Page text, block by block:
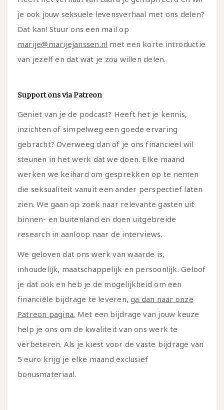
je ook jouw seksuele levensverhaal met ons delen?
Dat kan! Stuur ons een mail op
marije@marijejanssen.nl met een korte introductie
van jezelf en dat wat je zou willen delen.
Support ons via Patreon
Geniet van je de podcast? Heeft het je kennis,
inzichten of simpelweg een goede ervaring
gebracht? Overweeg dan of je ons financieel wil
steunen in het werk dat we doen. Elke maand
werken we keihard om gesprekken op te nemen
die seksualiteit vanuit een ander perspectief laten
zien. We gaan op zoek naar relevante gasten uit
binnen- en buitenland en doen uitgebreide
research in aanloop naar de interviews.
We geloven dat ons werk van waarde is,
inhoudelijk, maatschappelijk en persoonlijk. Geloof
je dat ook en heb je de mogelijkheid om een
financiële bijdrage te leveren,ga dan naar onze
Patreon pagina. Met een bijdrage van jouw keuze
help je ons om de kwaliteit van ons werk te
verbeteren. Als je kiest voor de vaste bijdrage van
5 euro krijg je elke maand exclusief
bonusmateriaal.